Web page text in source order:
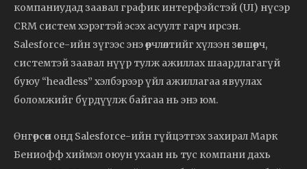
компаниудад заавал график интерфэйстэй (UI) нүсэр
CRM систем хэрэгтэй эсэх асуулт гарч ирсэн.
Salesforce-ийн зүгээс энэ өөрчлөлтийг хүлээн зөвшөөрч,
системтэй заавал нүүр тулж ажиллах шаардлагагүй
буюу “headless” хэлбэрээр үйл ажиллагаа явуулах
боломжийг бүрдүүлж байгаа нь энэ юм.
Өнгөрсөн онд Salesforce-ийн гүйцэтгэх захирал Марк
Бениофф хиймэл оюун ухаан нь тус компани дахь